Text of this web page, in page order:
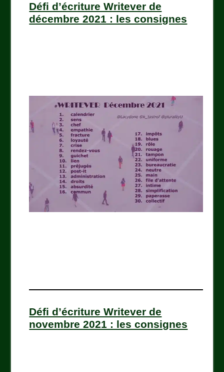
Défi d’écriture Writever de
décembre 2021 : les consignes
Défi d’écriture Writever de
novembre 2021 : les consignes